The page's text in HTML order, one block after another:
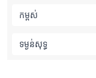
កម្ពស់
ទម្ងន់​សុទ្ធ